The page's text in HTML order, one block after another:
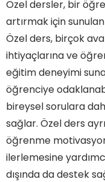
Özel dersler, bir
artırmak için
Özel ders, birçok
ihtiyaçlarına ve
eğitim deneyimi
öğrenciye
bireysel sorulara
sağlar. Özel ders
öğrenme
ilerlemesine
dışında da destek